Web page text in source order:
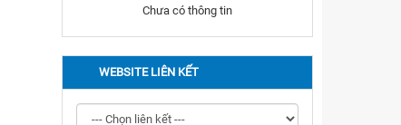
Chưa có thông tin
WEBSITE LIÊN KẾT